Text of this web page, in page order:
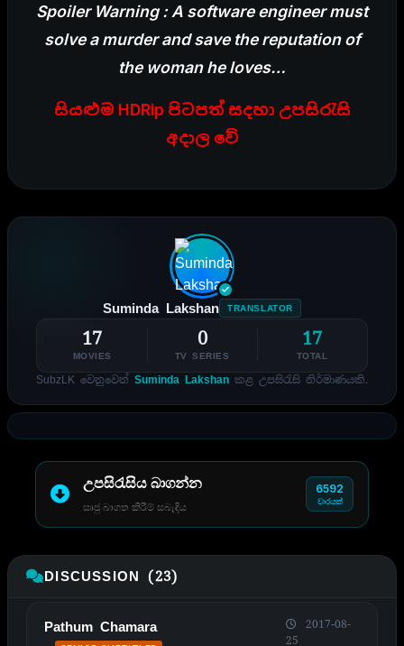
Spoiler Warning : A software engineer must
solve a murder and save the reputation of
the woman he loves…
සියළුම HDRip පිටපත් සදහා උපසිරැසි
අදාල වේ
Suminda Lakshan TRANSLATOR
17
MOVIES
0
TV SERIES
17
TOTAL
SubzLK වෙනුවෙන් Suminda Lakshan කළ උපසිරැසි නිර්මාණයකි.
උපසිරැසිය බාගන්න
සෘජු බාගත කිරීම් සබැඳිය
6592
වාරයක්
DISCUSSION (23)
Pathum Chamara
2017-08-
25